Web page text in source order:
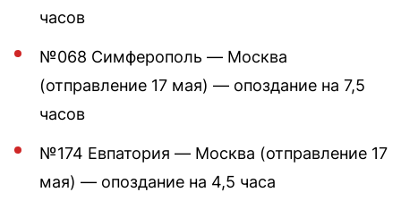
часов
№068 Симферополь — Москва
(отправление 17 мая) — опоздание на 7,5
часов
№174 Евпатория — Москва (отправление 17
мая) — опоздание на 4,5 часа